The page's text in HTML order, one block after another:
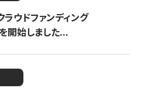
ウドファンディング
開始しました...